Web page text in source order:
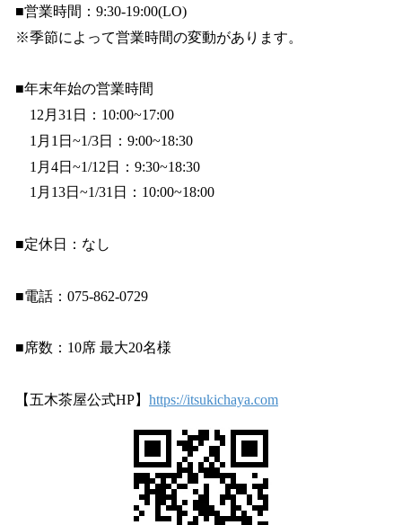
■営業時間：9:30-19:00(LO)
※季節によって営業時間の変動があります。
■年末年始の営業時間
12月31日：10:00~17:00
1月1日~1/3日：9:00~18:30
1月4日~1/12日：9:30~18:30
1月13日~1/31日：10:00~18:00
■定休日：なし
■電話：075-862-0729
■席数：10席 最大20名様
【五木茶屋公式HP】 https://itsukichaya.com